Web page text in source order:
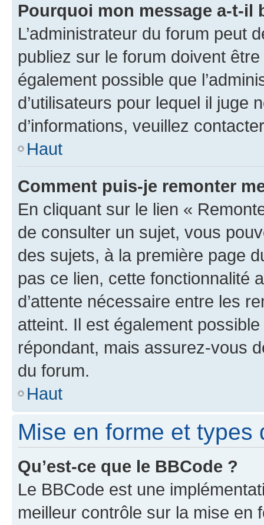
Pourquoi mon message a-t-il
L’administrateur du forum peut
publiez sur le forum doivent
également possible que
d’utilisateurs pour lequel il juge
d’informations, veuillez
Haut
Comment puis-je remonter
En cliquant sur le lien «
de consulter un sujet, vous
des sujets, à la première page
pas ce lien, cette fonctionnalité
d’attente nécessaire entre les
atteint. Il est également
répondant, mais assurez-vous
du forum.
Haut
Mise en forme et types
Qu’est-ce que le BBCode ?
Le BBCode est une
meilleur contrôle sur la mise en